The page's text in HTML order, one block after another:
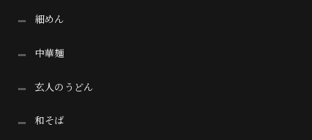
細めん
中華麺
玄人のうどん
和そば